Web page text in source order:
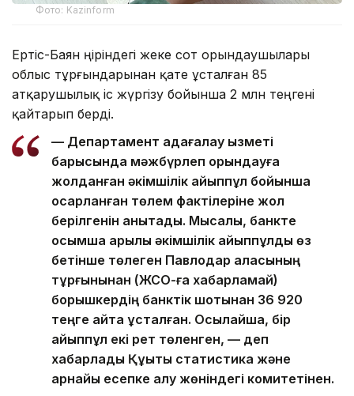
Фото: Kazinform
Ертіс-Баян өңіріндегі жеке сот орындаушылары
облыс тұрғындарынан қате ұсталған 85
атқарушылық іс жүргізу бойынша 2 млн теңгені
қайтарып берді.
— Департамент қадағалау қызметі
барысында мәжбүрлеп орындауға
жолданған әкімшілік айыппұл бойынша
қосарланған төлем фактілеріне жол
берілгенін анықтады. Мысалы, банкте
қосымша арқылы әкімшілік айыппұлды өз
бетінше төлеген Павлодар қаласының
тұрғынынан (ЖСО-ға хабарламай)
борышкердің банктік шотынан 36 920
теңге қайта ұсталған. Осылайша, бір
айыппұл екі рет төленген, — деп
хабарлады Құқықтық статистика және
арнайы есепке алу жөніндегі комитетінен.